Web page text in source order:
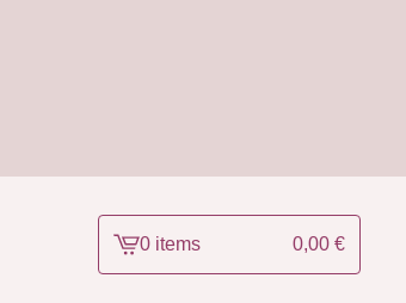
View
0 items 0,00 €